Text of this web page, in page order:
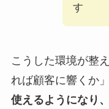
す
こうした環境が整
れば顧客に響くか
使えるようになり